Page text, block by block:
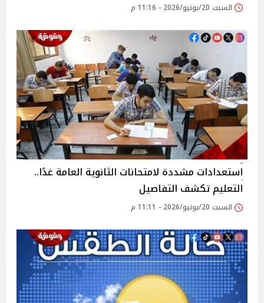
السبت 20/يونيو/2026 - 11:16 م
استعدادات مشددة لامتحانات الثانوية العامة غدًا..
التعليم تكشف التفاصيل
السبت 20/يونيو/2026 - 11:11 م